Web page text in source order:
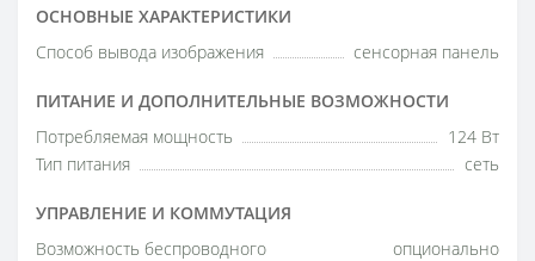
ОСНОВНЫЕ ХАРАКТЕРИСТИКИ
Способ вывода изображения сенсорная панель
ПИТАНИЕ И ДОПОЛНИТЕЛЬНЫЕ ВОЗМОЖНОСТИ
Потребляемая мощность
124 Вт
Тип питания
сеть
УПРАВЛЕНИЕ И КОММУТАЦИЯ
Возможность беспроводного
опционально